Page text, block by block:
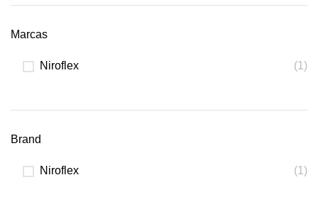
Marcas
Niroflex (1)
Brand
Niroflex (1)